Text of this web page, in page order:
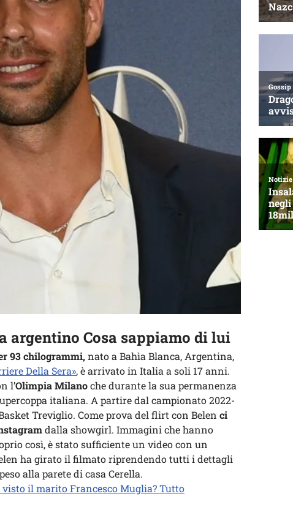
argentino Cosa sappiamo di lui
93 chilogrammi,nato a Bahìa Blanca, Argentina,
Della Sera», è arrivato in Italia a soli 17 anni.
l’Olimpia Milanoche durante la sua permanenza
italiana. A partire dal campionato 2022-
Treviglio. Come prova del flirt con Belen ci
dalla showgirl. Immagini che hanno
così, è stato sufficiente un video con un
ha girato il filmato riprendendo tutti i dettagli
alla parete di casa Cerella.
il marito Francesco Muglia? Tutto